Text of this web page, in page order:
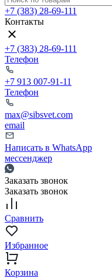
+7 (383) 28-69-111
Контакты
+7 (383) 28-69-111
Телефон
+7 913 007-91-11
Телефон
max@sibsvet.com
email
Написать в WhatsApp
мессенджер
Заказать звонок
Заказать звонок
Сравнить
Избранное
Корзина